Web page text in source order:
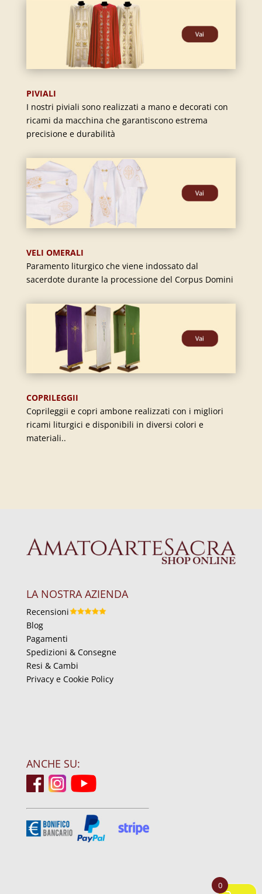
PIVIALI
I nostri piviali sono realizzati a mano e decorati con
ricami da macchina che garantiscono estrema
precisione e durabilità
VELI OMERALI
Paramento liturgico che viene indossato dal
sacerdote durante la processione del Corpus Domini
COPRILEGGII
Coprileggii e copri ambone realizzati con i migliori
ricami liturgici e disponibili in diversi colori e
materiali..
LA NOSTRA AZIENDA
Recensioni
Blog
Pagamenti
Spedizioni & Consegne
Resi & Cambi
Privacy e Cookie Policy
ANCHE SU:
0